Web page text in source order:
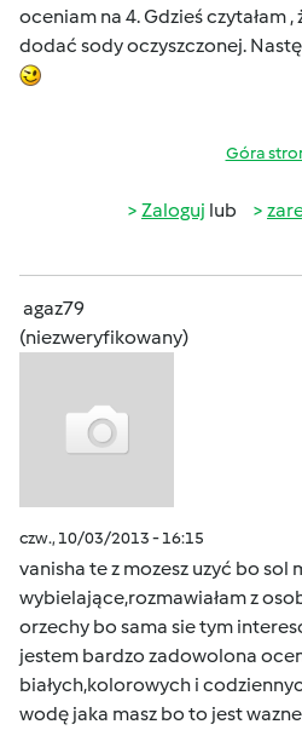
oceniam na 4. Gdzieś czytałam ,
dodać sody oczyszczonej.
Góra
Zaloguj lub
agaz79
(niezweryfikowany)
czw., 10/03/2013 - 16:15
vanisha te z mozesz uzyć bo sol
wybielające,rozmawiałam z
orzechy bo sama sie tym
jestem bardzo zadowolona
białych,kolorowych i
wodę jaka masz bo to jest